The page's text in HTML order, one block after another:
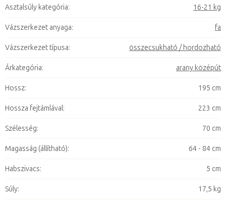
Asztalsúly kategória: 16-21 kg
Vázszerkezet anyaga: fa
Vázszerkezet típusa: összecsukható / hordozható
Árkategória: arany középút
Hossz: 195 cm
Hossza fejtámlával: 223 cm
Szélesség: 70 cm
Magasság (állítható): 64 - 84 cm
Habszivacs: 5 cm
Súly: 17,5 kg